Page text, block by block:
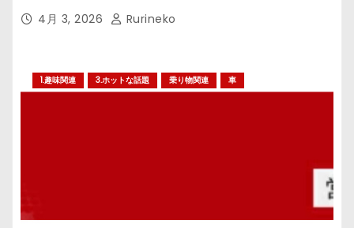
4月 3, 2026 Rurineko
1.趣味関連 3.ホットな話題 乗り物関連 車